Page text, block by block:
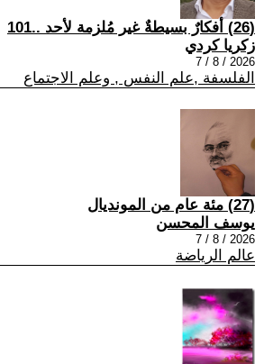
(26) أفكارٌ بسيطةٌ غير مُلزمة لأحد ..101
زكريا كردي
2026 / 8 / 7
الفلسفة ,علم النفس , وعلم الاجتماع
(27) مئة عام من المونديال
يوسف المحسن
2026 / 8 / 7
عالم الرياضة